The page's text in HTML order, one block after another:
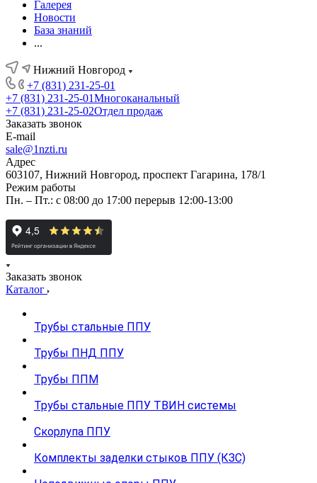
Галерея
Новости
База знаний
...
Нижний Новгород
+7 (831) 231-25-01
+7 (831) 231-25-01Многоканальный
+7 (831) 231-25-02Отдел продаж
Заказать звонок
E-mail
sale@1nzti.ru
Адрес
603107, Нижний Новгород, проспект Гагарина, 178/1
Режим работы
Пн. – Пт.: с 08:00 до 17:00 перерыв 12:00-13:00
Заказать звонок
Каталог
Трубы стальные ППУ
Трубы ПНД ППУ
Трубы ППМ
Трубы стальные ППУ ТВИН системы
Скорлупа ППУ
Комплекты заделки стыков ППУ (КЗС)